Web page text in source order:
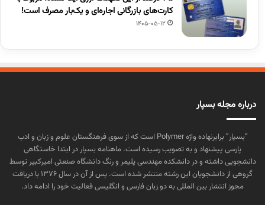
کارت‌های بازرگانی اجاره‌ای و یک‌بار مصرف است!
1405-05-12
درباره مجله بسپار
“بسپار” برابرنهاده واژه Polymer است که از سوی فرهنگستان علوم و زبان و ادب
پارسی پیشنهاد و به تصویب رسیده است. ماهنامه بسپار در ابتدا خاستگاهی
دانشجویی داشته و در دانشکده مهندسی پلیمر و رنگ دانشگاه صنعتی امیرکبیر توسط
گروهی از دانشجویان این رشته منتشر شده است. پس از آن در سال ۱۳۷۶ با دریافت
مجوز انتشار بین المللی به دو زبان فارسی و انگلیسی فعالیت خود را ادامه داد.